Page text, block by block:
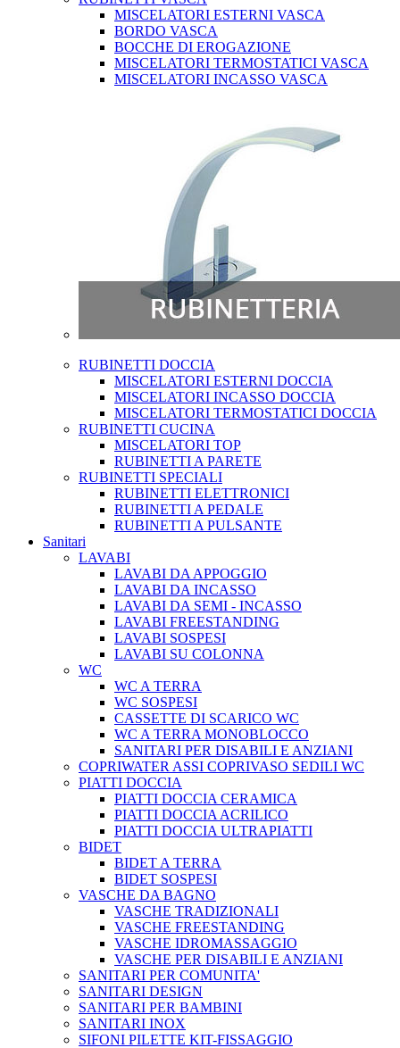
MISCELATORI ESTERNI VASCA
BORDO VASCA
BOCCHE DI EROGAZIONE
MISCELATORI TERMOSTATICI VASCA
MISCELATORI INCASSO VASCA
RUBINETTI DOCCIA
MISCELATORI ESTERNI DOCCIA
MISCELATORI INCASSO DOCCIA
MISCELATORI TERMOSTATICI DOCCIA
RUBINETTI CUCINA
MISCELATORI TOP
RUBINETTI A PARETE
RUBINETTI SPECIALI
RUBINETTI ELETTRONICI
RUBINETTI A PEDALE
RUBINETTI A PULSANTE
Sanitari
LAVABI
LAVABI DA APPOGGIO
LAVABI DA INCASSO
LAVABI DA SEMI - INCASSO
LAVABI FREESTANDING
LAVABI SOSPESI
LAVABI SU COLONNA
WC
WC A TERRA
WC SOSPESI
CASSETTE DI SCARICO WC
WC A TERRA MONOBLOCCO
SANITARI PER DISABILI E ANZIANI
COPRIWATER ASSI COPRIVASO SEDILI WC
PIATTI DOCCIA
PIATTI DOCCIA CERAMICA
PIATTI DOCCIA ACRILICO
PIATTI DOCCIA ULTRAPIATTI
BIDET
BIDET A TERRA
BIDET SOSPESI
VASCHE DA BAGNO
VASCHE TRADIZIONALI
VASCHE FREESTANDING
VASCHE IDROMASSAGGIO
VASCHE PER DISABILI E ANZIANI
SANITARI PER COMUNITA'
SANITARI DESIGN
SANITARI PER BAMBINI
SANITARI INOX
SIFONI PILETTE KIT-FISSAGGIO